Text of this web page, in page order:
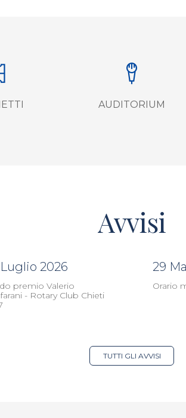
AUDITORIUM
Avvisi
2026
premio Valerio
- Rotary Club Chieti
29
Orario
TUTTI GLI AVVISI